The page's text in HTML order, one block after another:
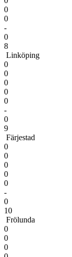
0
0
-
0
8
Linköping
0
0
0
0
0
-
0
9
Färjestad
0
0
0
0
0
-
0
10
Frölunda
0
0
0